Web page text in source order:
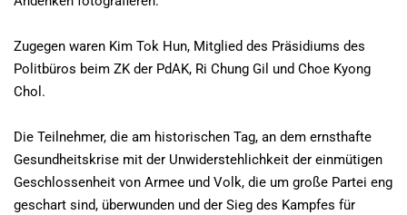
Zugegen waren Kim Tok Hun, Mitglied des Präsidiums des
Politbüros beim ZK der PdAK, Ri Chung Gil und Choe Kyong
Chol.
Die Teilnehmer, die am historischen Tag, an dem ernsthafte
Gesundheitskrise mit der Unwiderstehlichkeit der einmütigen
Geschlossenheit von Armee und Volk, die um große Partei eng
geschart sind, überwunden und der Sieg des Kampfes für